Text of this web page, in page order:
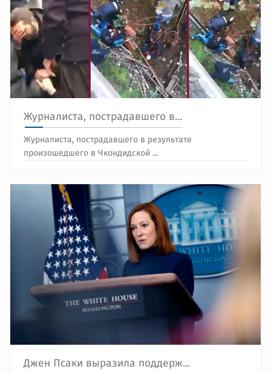
Журналиста, пострадавшего в...
Журналиста, пострадавшего в результате
произошедшего в Чкондидской ...
Джен Псаки выразила поддерж...